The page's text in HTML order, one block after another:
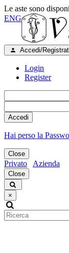
Le aste sono
ENG
Accedi/
Login
Register
Accedi
Hai perso la
Close
Privato Azienda
Close
×